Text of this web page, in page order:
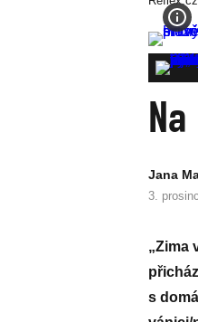
Jana
3.
„Zima
s